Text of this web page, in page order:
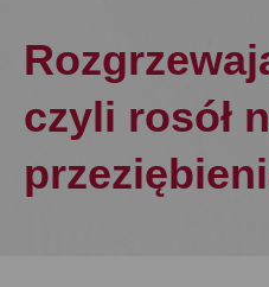
czyli rosół